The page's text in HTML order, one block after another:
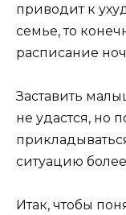
приводит к
семье, то
расписание
Заставить
не удастся, но
ситуацию
Итак, чтобы